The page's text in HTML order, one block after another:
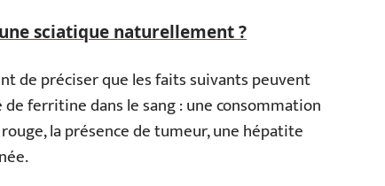
sciatique naturellement ?
de préciser que les faits suivants peuvent
ferritine dans le sang : une consommation
la présence de tumeur, une hépatite